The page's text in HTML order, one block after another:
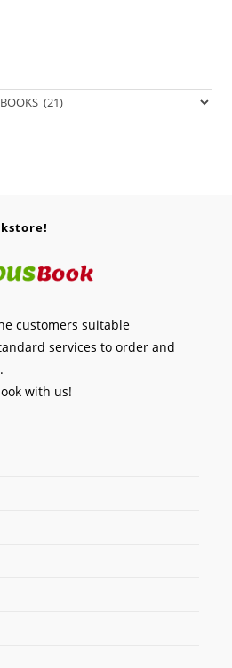
customers suitable
services to order and
with us!